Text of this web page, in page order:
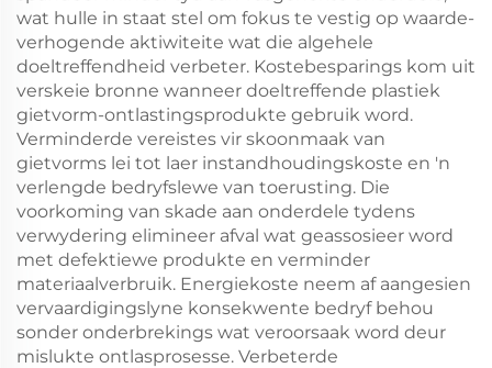
wat hulle in staat stel om fokus te vestig op waarde-
verhogende aktiwiteite wat die algehele
doeltreffendheid verbeter. Kostebesparings kom uit
verskeie bronne wanneer doeltreffende plastiek
gietvorm-ontlastingsprodukte gebruik word.
Verminderde vereistes vir skoonmaak van
gietvorms lei tot laer instandhoudingskoste en 'n
verlengde bedryfslewe van toerusting. Die
voorkoming van skade aan onderdele tydens
verwydering elimineer afval wat geassosieer word
met defektiewe produkte en verminder
materiaalverbruik. Energiekoste neem af aangesien
vervaardigingslyne konsekwente bedryf behou
sonder onderbrekings wat veroorsaak word deur
mislukte ontlasprosesse. Verbeterde